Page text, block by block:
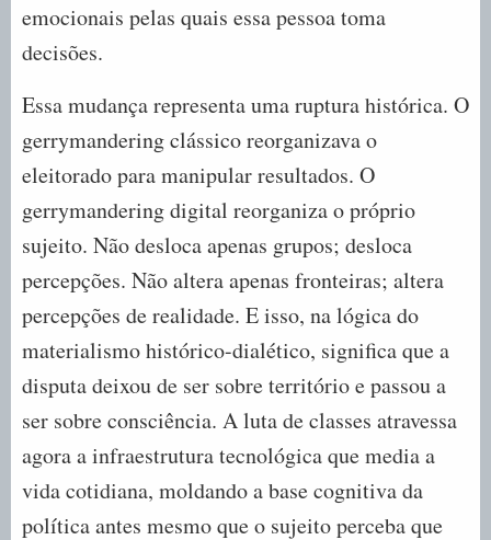
emocionais pelas quais essa pessoa toma
decisões.
Essa mudança representa uma ruptura histórica. O
gerrymandering clássico reorganizava o
eleitorado para manipular resultados. O
gerrymandering digital reorganiza o próprio
sujeito. Não desloca apenas grupos; desloca
percepções. Não altera apenas fronteiras; altera
percepções de realidade. E isso, na lógica do
materialismo histórico-dialético, significa que a
disputa deixou de ser sobre território e passou a
ser sobre consciência. A luta de classes atravessa
agora a infraestrutura tecnológica que media a
vida cotidiana, moldando a base cognitiva da
política antes mesmo que o sujeito perceba que